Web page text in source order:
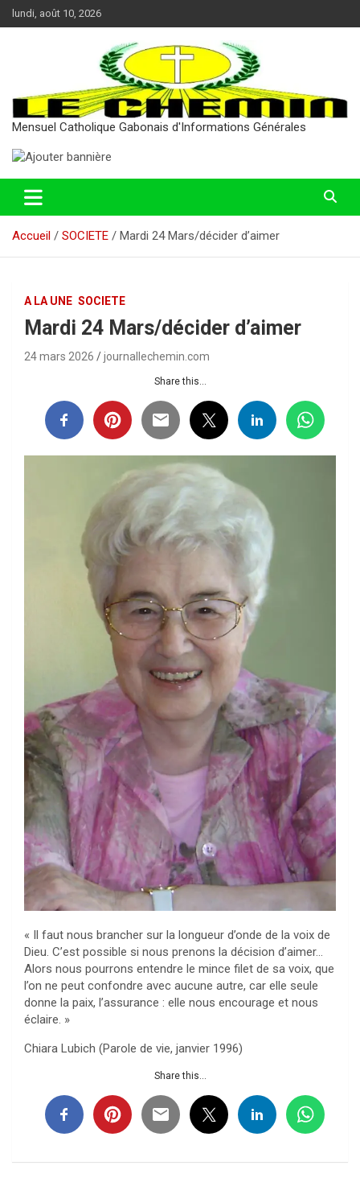
Aller
au
lundi, août 10, 2026
Mensuel Catholique Gabonais d'Informations Générales
Accueil SOCIETE Mardi 24 Mars/décider d’aimer
A LA UNE SOCIETE
Mardi 24 Mars/décider d’aimer
24 mars 2026 journallechemin.com
Share this...
« Il faut nous brancher sur la longueur d’onde de la voix de
Dieu. C’est possible si nous prenons la décision d’aimer…
Alors nous pourrons entendre le mince filet de sa voix, que
l’on ne peut confondre avec aucune autre, car elle seule
donne la paix, l’assurance : elle nous encourage et nous
éclaire. »
Chiara Lubich (Parole de vie, janvier 1996)
Share this...